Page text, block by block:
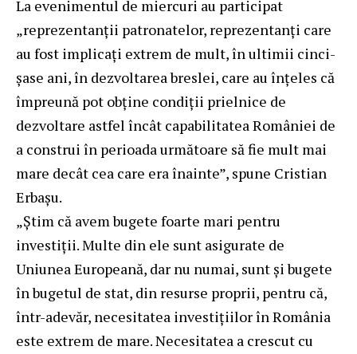
La evenimentul de miercuri au participat
„reprezentanții patronatelor, reprezentanți care
au fost implicați extrem de mult, în ultimii cinci-
șase ani, în dezvoltarea breslei, care au înțeles că
împreună pot obține condiții prielnice de
dezvoltare astfel încât capabilitatea României de
a construi în perioada următoare să fie mult mai
mare decât cea care era înainte”, spune Cristian
Erbașu.
„Știm că avem bugete foarte mari pentru
investiții. Multe din ele sunt asigurate de
Uniunea Europeană, dar nu numai, sunt și bugete
în bugetul de stat, din resurse proprii, pentru că,
într-adevăr, necesitatea investițiilor în România
este extrem de mare. Necesitatea a crescut cu